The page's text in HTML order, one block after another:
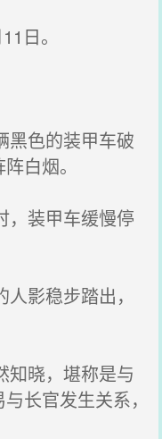
日。
色的装甲车破
白烟。
装甲车缓慢停
影稳步踏出，
晓，堪称是与
长官发生关系，